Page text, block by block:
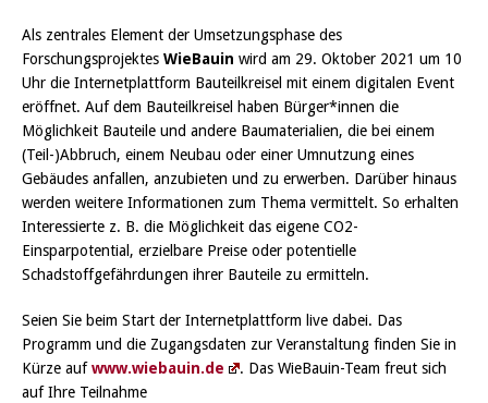
Als zentrales Element der Umsetzungsphase des
Forschungsprojektes WieBauin wird am 29. Oktober 2021 um 10
Uhr die Internetplattform Bauteilkreisel mit einem digitalen Event
eröffnet. Auf dem Bauteilkreisel haben Bürger*innen die
Möglichkeit Bauteile und andere Baumaterialien, die bei einem
(Teil-)Abbruch, einem Neubau oder einer Umnutzung eines
Gebäudes anfallen, anzubieten und zu erwerben. Darüber hinaus
werden weitere Informationen zum Thema vermittelt. So erhalten
Interessierte z. B. die Möglichkeit das eigene CO2-
Einsparpotential, erzielbare Preise oder potentielle
Schadstoffgefährdungen ihrer Bauteile zu ermitteln.
Seien Sie beim Start der Internetplattform live dabei. Das
Programm und die Zugangsdaten zur Veranstaltung finden Sie in
Kürze aufwww.wiebauin.de
. Das WieBauin-Team freut sich
auf Ihre Teilnahme